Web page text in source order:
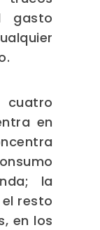
gasto
en
la
resto
en los